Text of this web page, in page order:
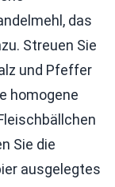
das
Streuen Sie
und Pfeffer
homogene
Sie die
ausgelegtes